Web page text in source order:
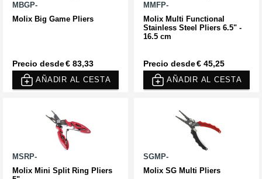
MBGP-
Molix Big Game Pliers
Precio desde€ 83,33
AÑADIR AL CESTA
MMFP-
Molix Multi Functional
Stainless Steel Pliers 6.5" -
16.5 cm
Precio desde€ 45,25
AÑADIR AL CESTA
MSRP-
Molix Mini Split Ring Pliers
SGMP-
Molix SG Multi Pliers